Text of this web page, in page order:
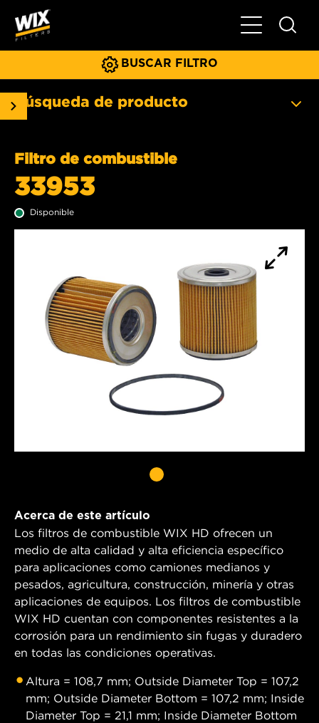
Menú
BUSCAR FILTRO
Búsqueda de producto
Filtro de combustible
33953
Disponible
Acerca de este artículo
Los filtros de combustible WIX HD ofrecen un
medio de alta calidad y alta eficiencia específico
para aplicaciones como camiones medianos y
pesados, agricultura, construcción, minería y otras
aplicaciones de equipos. Los filtros de combustible
WIX HD cuentan con componentes resistentes a la
corrosión para un rendimiento sin fugas y duradero
en todas las condiciones operativas.
Altura = 108,7 mm; Outside Diameter Top = 107,2
mm; Outside Diameter Bottom = 107,2 mm; Inside
Diameter Top = 21,1 mm; Inside Diameter Bottom